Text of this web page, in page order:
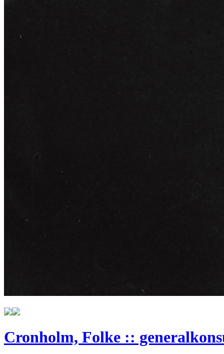
Cronholm, Folke ::